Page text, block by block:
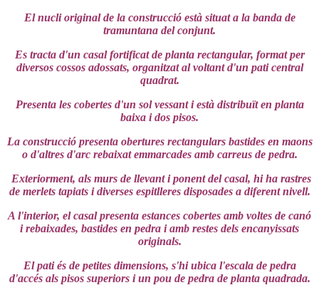
El nucli original de la construcció està situat a la banda de
tramuntana del conjunt.
Es tracta d'un casal fortificat de planta rectangular, format per
diversos cossos adossats, organitzat al voltant d'un pati central
quadrat.
Presenta les cobertes d'un sol vessant i està distribuït en planta
baixa i dos pisos.
La construcció presenta obertures rectangulars bastides en maons
o d'altres d'arc rebaixat emmarcades amb carreus de pedra.
Exteriorment, als murs de llevant i ponent del casal, hi ha rastres
de merlets tapiats i diverses espitlleres disposades a diferent nivell.
A l'interior, el casal presenta estances cobertes amb voltes de canó
i rebaixades, bastides en pedra i amb restes dels encanyissats
originals.
El pati és de petites dimensions, s'hi ubica l'escala de pedra
d'accés als pisos superiors i un pou de pedra de planta quadrada.